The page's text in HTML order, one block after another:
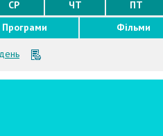
СР ЧТ
ПТ
Програми Фільми